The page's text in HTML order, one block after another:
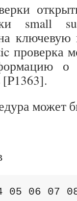
small
ключевую
проверка
о
может
05 06 07